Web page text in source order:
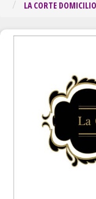
LA CORTE DOMICILIO